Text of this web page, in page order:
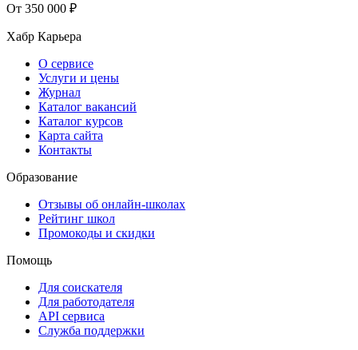
От 350 000 ₽
Хабр Карьера
О сервисе
Услуги и цены
Журнал
Каталог вакансий
Каталог курсов
Карта сайта
Контакты
Образование
Отзывы об онлайн-школах
Рейтинг школ
Промокоды и скидки
Помощь
Для соискателя
Для работодателя
API сервиса
Служба поддержки